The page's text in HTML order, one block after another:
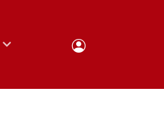
Portuguese,
EnglishUser